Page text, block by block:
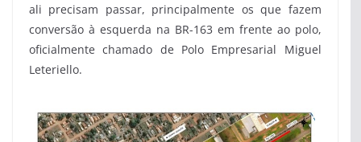
ali precisam passar, principalmente os que fazem
conversão à esquerda na BR-163 em frente ao polo,
oficialmente chamado de Polo Empresarial Miguel
Leteriello.